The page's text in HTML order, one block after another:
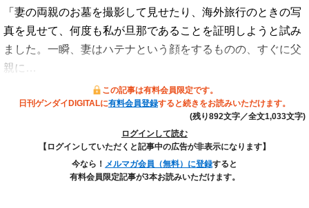
「妻の両親のお墓を撮影して見せたり、海外旅行のときの写
真を見せて、何度も私が旦那であることを証明しようと試み
ました。一瞬、妻はハテナという顔をするものの、すぐに父
親に…
この記事は有料会員限定です。
日刊ゲンダイDIGITALに有料会員登録すると続きをお読みいただけます。
(残り892文字／全文1,033文字)
ログインして読む
【ログインしていただくと記事中の広告が非表示になります】
今なら！ メルマガ会員（無料）に登録すると
有料会員限定記事が3本お読みいただけます。